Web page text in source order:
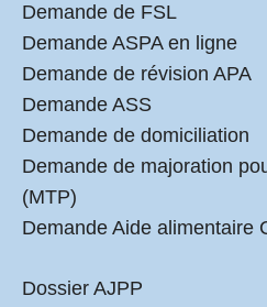
Demande de FSL
Demande ASPA en ligne
Demande de révision APA
Demande ASS
Demande de domiciliation
Demande de majoration
(MTP)
Demande Aide alimentaire
Dossier AJPP